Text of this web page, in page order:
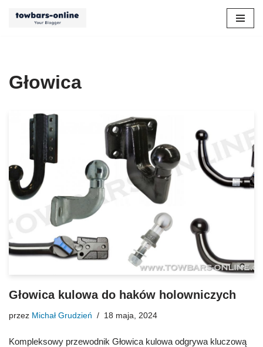
Głowica
Głowica kulowa do haków holowniczych
przez Michał Grudzień 18 maja, 2024
Kompleksowy przewodnik Głowica kulowa odgrywa kluczową